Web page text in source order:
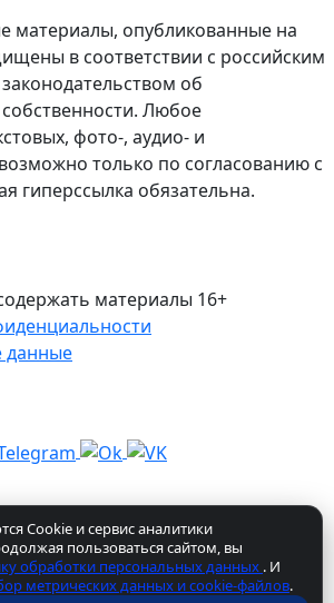
материалы, опубликованные на
в соответствии с российским
об
Любое
фото-, аудио- и
только по согласованию с
гиперссылка обязательна.
материалы 16+
данные
Cookie и сервис аналитики
пользоваться сайтом, вы
обработки персональных данных . И
метрических данных и cookie-файлов.